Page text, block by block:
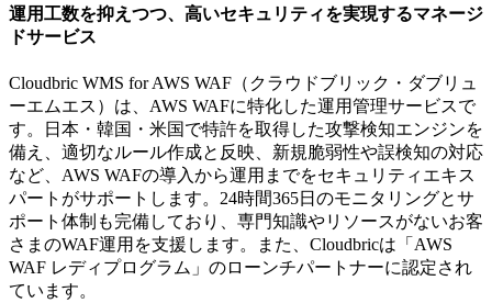
運用工数を抑えつつ、高いセキュリティを実現するマネージ
ドサービス
Cloudbric WMS for AWS WAF（クラウドブリック・ダブリュ
ーエムエス）は、AWS WAFに特化した運用管理サービスで
す。日本・韓国・米国で特許を取得した攻撃検知エンジンを
備え、適切なルール作成と反映、新規脆弱性や誤検知の対応
など、AWS WAFの導入から運用までをセキュリティエキス
パートがサポートします。24時間365日のモニタリングとサ
ポート体制も完備しており、専門知識やリソースがないお客
さまのWAF運用を支援します。また、Cloudbricは「AWS
WAF レディプログラム」のローンチパートナーに認定され
ています。